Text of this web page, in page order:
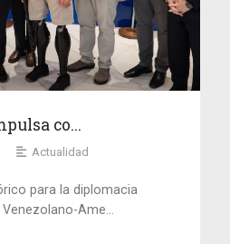
co...
Actualidad
para la diplomacia
Ame...